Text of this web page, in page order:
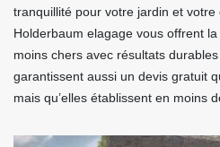
tranquillité pour votre jardin et
Holderbaum elagage vous offrent
moins chers avec résultats
garantissent aussi un devis gratuit
mais qu’elles établissent en moins